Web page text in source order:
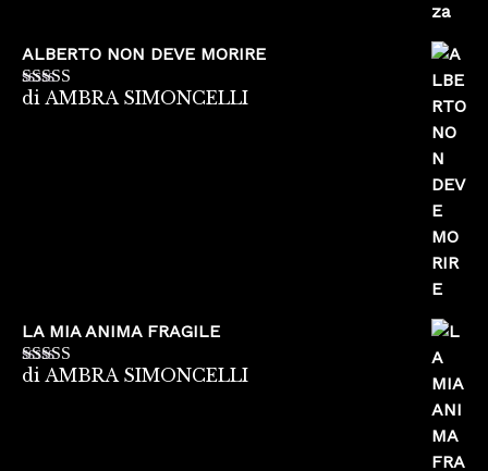
ALBERTO NON DEVE MORIRE
Valutato5su
di AMBRA SIMONCELLI
LA MIA ANIMA FRAGILE
Valutato5su
di AMBRA SIMONCELLI